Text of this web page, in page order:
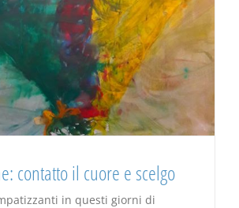
contatto il cuore e scelgo
in questi giorni di